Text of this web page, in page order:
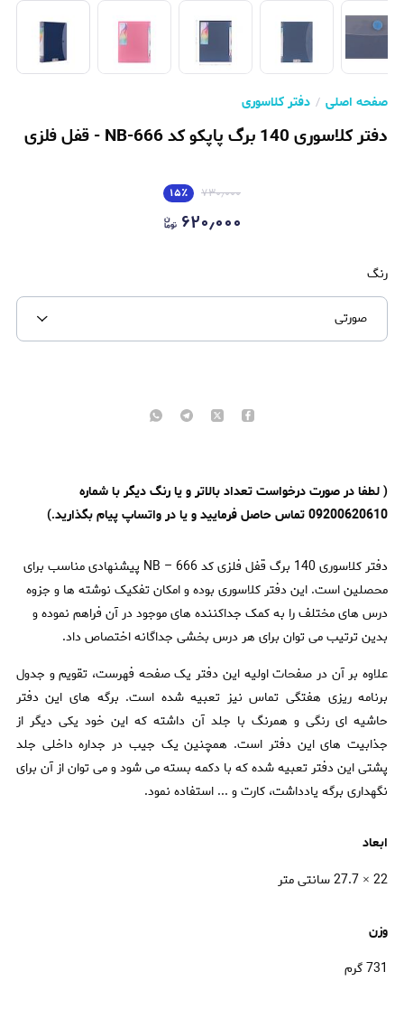
صفحه اصلی دفتر کلاسوری
دفتر کلاسوری 140 برگ پاپکو کد NB-666 - قفل فلزی
۷۳۰٫۰۰۰ ۱۵٪
۶۲۰٫۰۰۰
رنگ
صورتی
( لطفا در صورت درخواست تعداد بالاتر و یا رنگ دیگر با شماره
09200620610 تماس حاصل فرمایید و یا در واتساپ پیام بگذارید.)
دفتر کلاسوری 140 برگ قفل فلزی کد NB – 666 پیشنهادی مناسب برای
محصلین است. این دفتر کلاسوری بوده و امکان تفکیک نوشته ها و جزوه
درس های مختلف را به کمک جداکننده های موجود در آن فراهم نموده و
بدین ترتیب می توان برای هر درس بخشی جداگانه اختصاص داد.
علاوه بر آن در صفحات اولیه این دفتر یک صفحه فهرست، تقویم و جدول
برنامه ریزی هفتگی تماس نیز تعبیه شده است. برگه های این دفتر
حاشیه ای رنگی و همرنگ با جلد آن داشته که این خود یکی دیگر از
جذابیت های این دفتر است. همچنین یک جیب در جداره داخلی جلد
پشتی این دفتر تعبیه شده که با دکمه بسته می شود و می توان از آن برای
نگهداری برگه یادداشت، کارت و ... استفاده نمود.
ابعاد
22 × 27.7 سانتی متر
وزن
731 گرم